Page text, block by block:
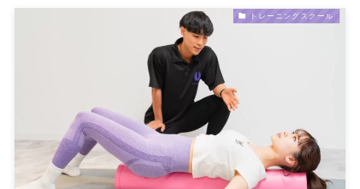
トレーニングスクール